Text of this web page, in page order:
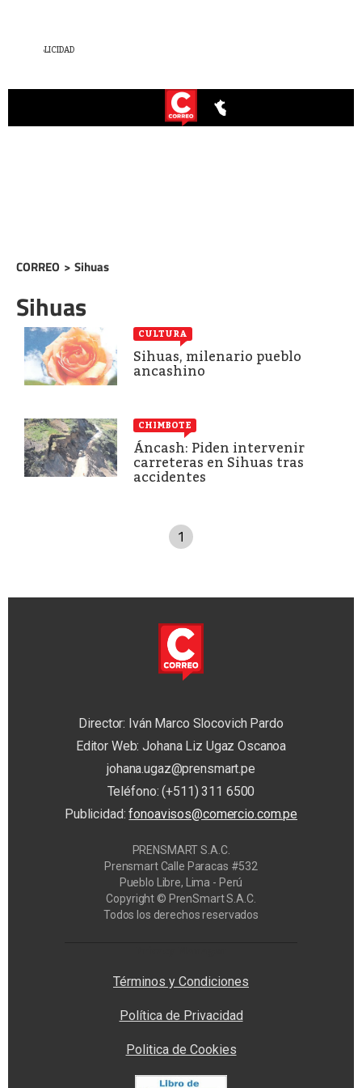
CORREO > Sihuas
Sihuas
CULTURA
Sihuas, milenario pueblo
ancashino
CHIMBOTE
Áncash: Piden intervenir
carreteras en Sihuas tras
accidentes
1
Director: Iván Marco Slocovich Pardo
Editor Web: Johana Liz Ugaz Oscanoa
johana.ugaz@prensmart.pe
Teléfono: (+511) 311 6500
Publicidad:fonoavisos@comercio.com.pe
PRENSMART S.A.C.
Prensmart Calle Paracas #532
Pueblo Libre, Lima - Perú
Copyright © PrenSmart S.A.C.
Todos los derechos reservados
Términos y Condiciones
Política de Privacidad
Politica de Cookies